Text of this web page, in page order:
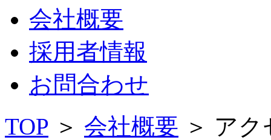
会社概要
採用者情報
お問合わせ
TOP ＞ 会社概要 ＞ アク